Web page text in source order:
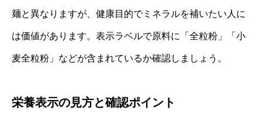
麺と異なりますが、健康目的でミネラルを補いたい人に
は価値があります。表示ラベルで原料に「全粒粉」「小
麦全粒粉」などが含まれているか確認しましょう。
栄養表示の見方と確認ポイント